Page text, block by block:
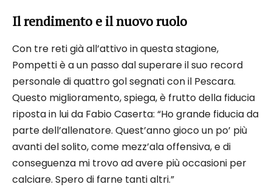
Il rendimento e il nuovo ruolo
Con tre reti già all’attivo in questa stagione,
Pompetti è a un passo dal superare il suo record
personale di quattro gol segnati con il Pescara.
Questo miglioramento, spiega, è frutto della fiducia
riposta in lui da Fabio Caserta: “Ho grande fiducia da
parte dell’allenatore. Quest’anno gioco un po’ più
avanti del solito, come mezz’ala offensiva, e di
conseguenza mi trovo ad avere più occasioni per
calciare. Spero di farne tanti altri.”